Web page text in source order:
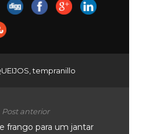
tempranillo
Post anterior
frango para um jantar